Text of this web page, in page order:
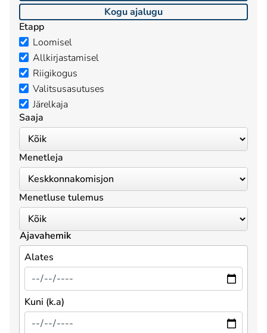
Kogu ajalugu
Etapp
Loomisel
Allkirjastamisel
Riigikogus
Valitsusasutuses
Järelkaja
Saaja
Menetleja
Menetluse tulemus
Ajavahemik
Alates
Kuni (k.a)